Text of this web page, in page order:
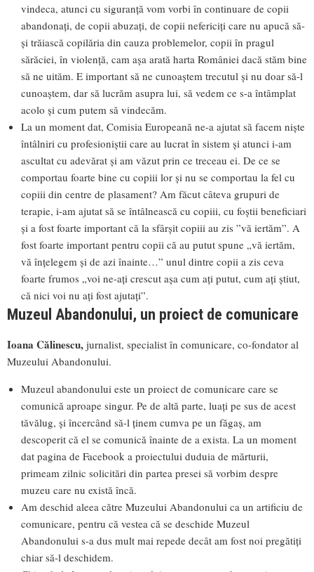
vindeca, atunci cu siguranță vom vorbi în continuare de copii
abandonați, de copii abuzați, de copii nefericiți care nu apucă să-
și trăiască copilăria din cauza problemelor, copii în pragul
sărăciei, în violență, cam așa arată harta României dacă stăm bine
să ne uităm. E important să ne cunoaștem trecutul și nu doar să-l
cunoaștem, dar să lucrăm asupra lui, să vedem ce s-a întâmplat
acolo și cum putem să vindecăm.
La un moment dat, Comisia Europeană ne-a ajutat să facem niște
întâlniri cu profesioniștii care au lucrat în sistem și atunci i-am
ascultat cu adevărat și am văzut prin ce treceau ei. De ce se
comportau foarte bine cu copiii lor și nu se comportau la fel cu
copiii din centre de plasament? Am făcut câteva grupuri de
terapie, i-am ajutat să se întâlnească cu copiii, cu foștii beneficiari
și a fost foarte important că la sfârșit copiii au zis ”vă iertăm”. A
fost foarte important pentru copii că au putut spune „vă iertăm,
vă înțelegem și de azi înainte…” unul dintre copii a zis ceva
foarte frumos „voi ne-ați crescut așa cum ați putut, cum ați știut,
că nici voi nu ați fost ajutați”.
Muzeul Abandonului, un proiect de comunicare
Ioana Călinescu, jurnalist, specialist în comunicare, co-fondator al
Muzeului Abandonului.
Muzeul abandonului este un proiect de comunicare care se
comunică aproape singur. Pe de altă parte, luați pe sus de acest
tăvălug, și încercând să-l ținem cumva pe un făgaș, am
descoperit că el se comunică înainte de a exista. La un moment
dat pagina de Facebook a proiectului duduia de mărturii,
primeam zilnic solicitări din partea presei să vorbim despre
muzeu care nu există încă.
Am deschid aleea către Muzeului Abandonului ca un artificiu de
comunicare, pentru că vestea că se deschide Muzeul
Abandonului s-a dus mult mai repede decât am fost noi pregătiți
chiar să-l deschidem.